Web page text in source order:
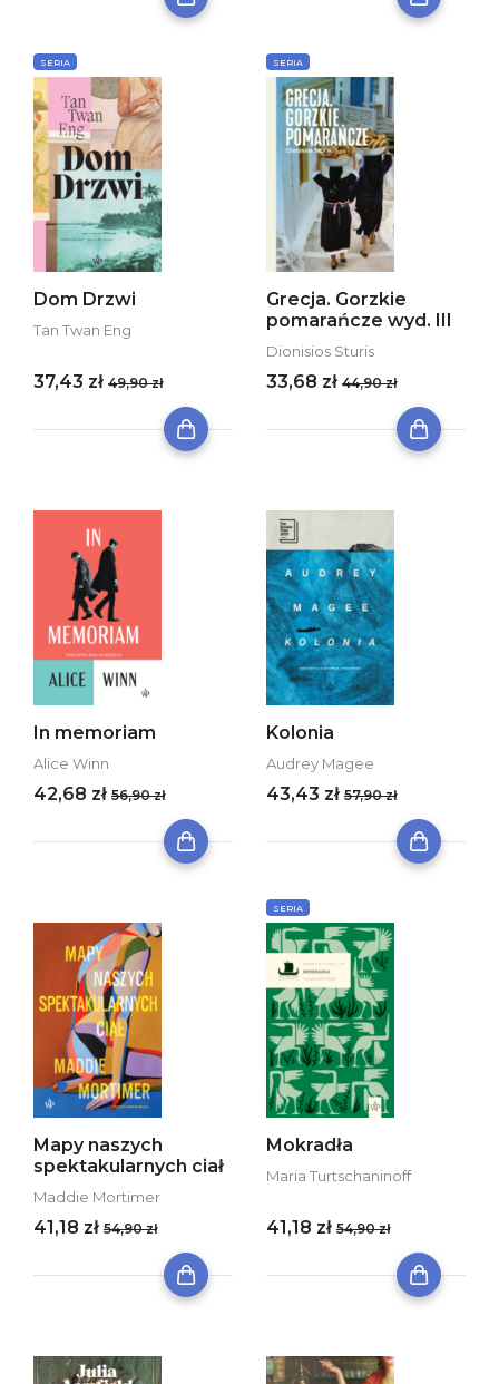
SERIA
Dom Drzwi
Tan Twan Eng
37,43 zł 49,90 zł
SERIA
Grecja. Gorzkie
pomarańcze wyd. III
Dionisios Sturis
33,68 zł 44,90 zł
In memoriam
Alice Winn
42,68 zł 56,90 zł
Kolonia
Audrey Magee
43,43 zł 57,90 zł
Mapy naszych
spektakularnych ciał
Maddie Mortimer
41,18 zł 54,90 zł
SERIA
Mokradła
Maria Turtschaninoff
41,18 zł 54,90 zł